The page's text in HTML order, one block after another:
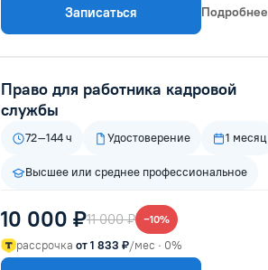
Записаться Подробнее
Право для работника кадровой
службы
72–144 ч Удостоверение 1 месяц
Высшее или среднее профессиональное
10 000 ₽11 000 ₽ −10%
рассрочка от 1 833 ₽/мес · 0%